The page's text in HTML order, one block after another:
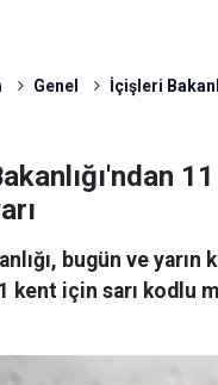
Genel
İçişleri
bugün ve yarın
kent için sarı kodlu